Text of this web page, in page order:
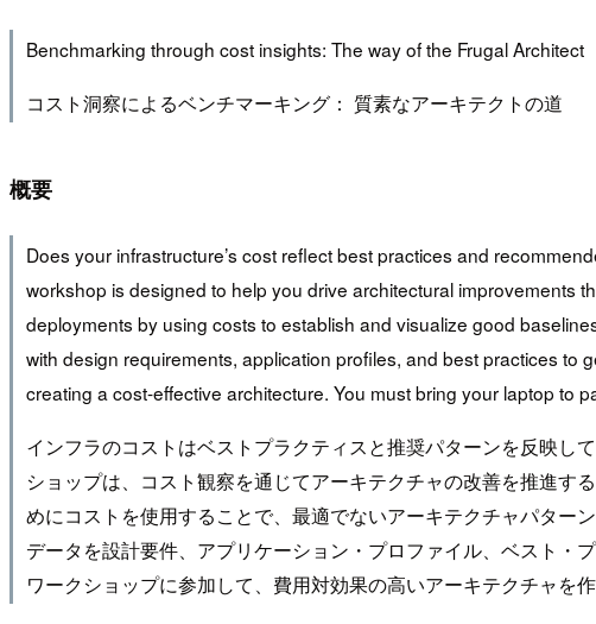
Benchmarking through cost insights: The way of the Frugal Architect
コスト洞察によるベンチマーキング： 質素なアーキテクトの道
概要
Does your infrastructure’s cost reflect best practices and
workshop is designed to help you drive architectural improvements
deployments by using costs to establish and visualize good
with design requirements, application profiles, and best practices to
creating a cost-effective architecture. You must bring your laptop to
インフラのコストはベストプラクティスと推奨パターンを反映し
ショップは、コスト観察を通じてアーキテクチャの改善を推進す
めにコストを使用することで、最適でないアーキテクチャパター
データを設計要件、アプリケーション・プロファイル、ベスト・
ワークショップに参加して、費用対効果の高いアーキテクチャを